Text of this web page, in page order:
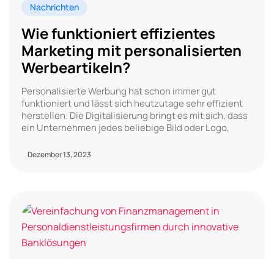
Nachrichten
Wie funktioniert effizientes
Marketing mit personalisierten
Werbeartikeln?
Personalisierte Werbung hat schon immer gut
funktioniert und lässt sich heutzutage sehr effizient
herstellen. Die Digitalisierung bringt es mit sich, dass
ein Unternehmen jedes beliebige Bild oder Logo,
Dezember 13, 2023